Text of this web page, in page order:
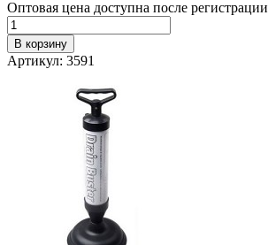
Оптовая цена доступна после регистрации
В корзину
Артикул: 3591